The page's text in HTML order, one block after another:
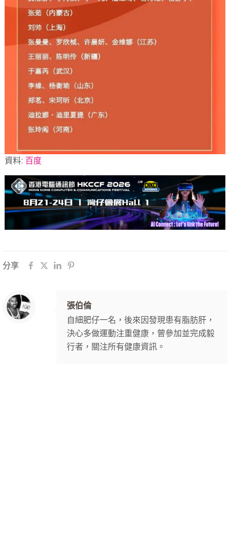
資料: 百度
分享
張伯倫
自細肥仔一名，後來因發現患有脂肪肝，
決心多做運動注重健康，曾參加並完成毅
行者，關注所有健康資訊。